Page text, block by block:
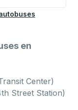
en
Center)
Street Station)